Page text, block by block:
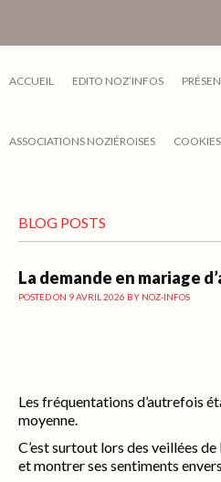
ACCUEIL EDITO NOZ’INFOS
ASSOCIATIONS NOZIÉROISES COOKIES
BLOG POSTS
La demande en mariage
POSTED ON 9 AVRIL 2026 BY NOZ-INFOS
Les fréquentations d’autrefois
moyenne.
C’est surtout lors des veillées
et montrer ses sentiments